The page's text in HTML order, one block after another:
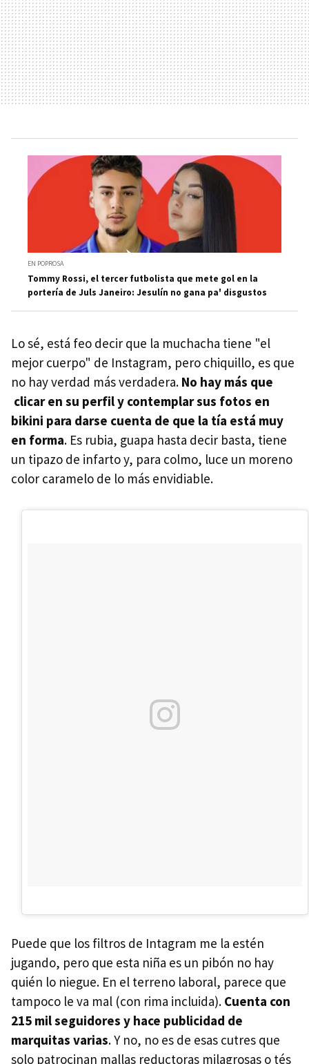
EN POPROSA
Tommy Rossi, el tercer futbolista que mete gol en la
portería de Juls Janeiro: Jesulín no gana pa' disgustos
Lo sé, está feo decir que la muchacha tiene "el
mejor cuerpo" de Instagram, pero chiquillo, es que
no hay verdad más verdadera. No hay más que
clicar en su perfil y contemplar sus fotos en
bikini para darse cuenta de que la tía está muy
en forma. Es rubia, guapa hasta decir basta, tiene
un tipazo de infarto y, para colmo, luce un moreno
color caramelo de lo más envidiable.
Puede que los filtros de Intagram me la estén
jugando, pero que esta niña es un pibón no hay
quién lo niegue. En el terreno laboral, parece que
tampoco le va mal (con rima incluida). Cuenta con
215 mil seguidores y hace publicidad de
marquitas varias. Y no, no es de esas cutres que
solo patrocinan mallas reductoras milagrosas o tés